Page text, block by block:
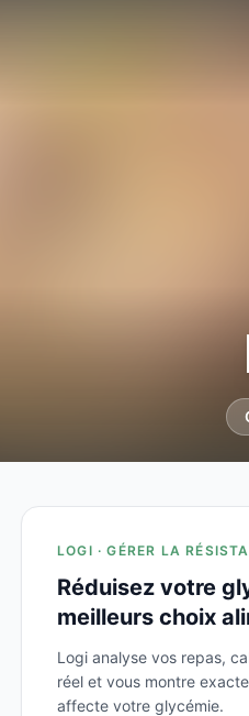
LOGI · GÉRER LA
Réduisez votre
meilleurs choix
Logi analyse vos repas,
réel et vous montre
affecte votre glycémie.